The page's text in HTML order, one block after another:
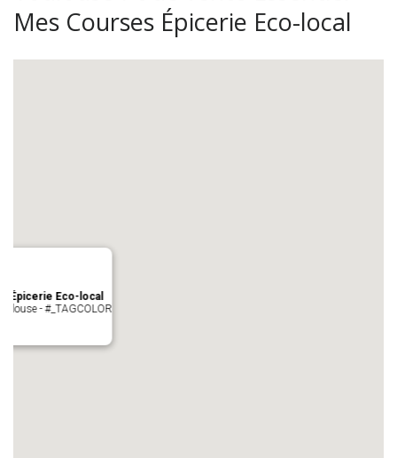
Mes Courses Épicerie Eco-local
Épicerie Eco-local
- #_TAGCOLOR